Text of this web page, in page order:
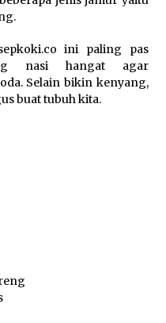
Disambut Hangat di
Ali: Karya dan
Masih Dirasakan
Aduan Warga, Wali
Bedah Rumah
Bencana, Salurkan
Juta
Budi Rustandi
kepada
ini paling pas
nasi hangat agar
Selain bikin kenyang,
buat tubuh kita.